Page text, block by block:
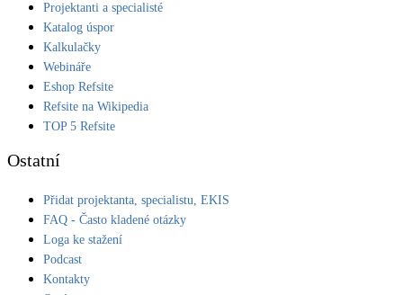
Projektanti a specialisté
Katalog úspor
Kalkulačky
Webináře
Eshop Refsite
Refsite na Wikipedia
TOP 5 Refsite
Ostatní
Přidat projektanta, specialistu, EKIS
FAQ - Často kladené otázky
Loga ke stažení
Podcast
Kontakty